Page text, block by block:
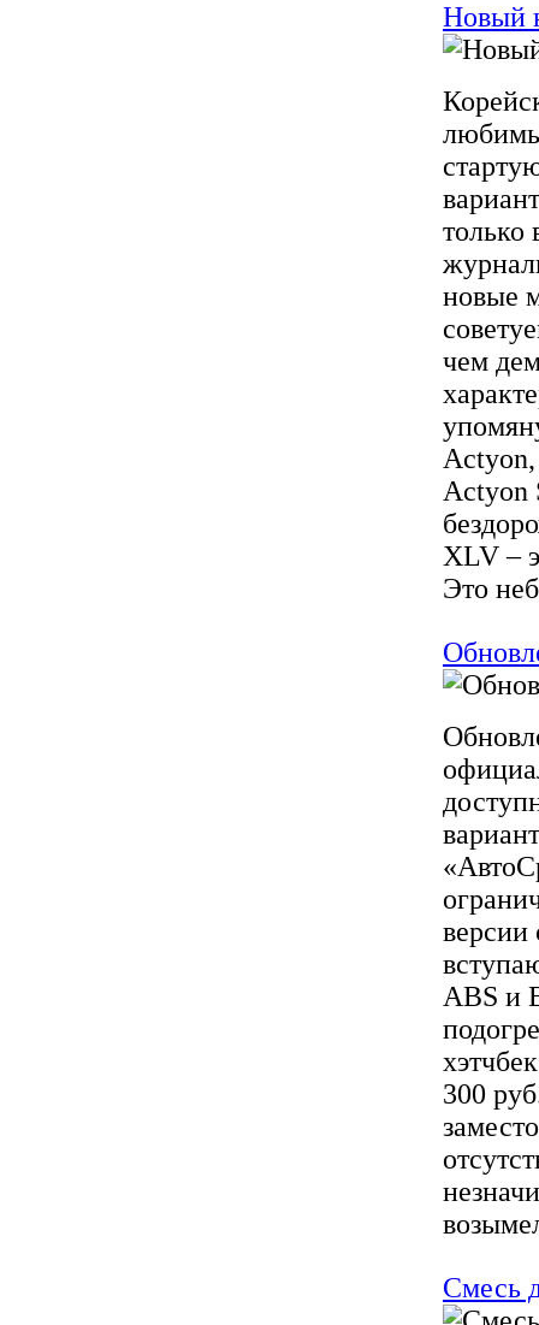
Новый
только
новые
чем
Actyon,
Actyon
XLV –
Это
версии
ABS и
300
Смесь